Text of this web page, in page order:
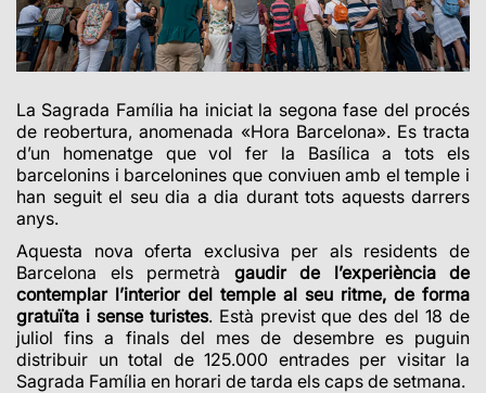
La Sagrada Família ha iniciat la segona fase del procés
de reobertura, anomenada «Hora Barcelona». Es tracta
d’un homenatge que vol fer la Basílica a tots els
barcelonins i barcelonines que conviuen amb el temple i
han seguit el seu dia a dia durant tots aquests darrers
anys.
Aquesta nova oferta exclusiva per als residents de
Barcelona els permetrà gaudir de l’experiència de
contemplar l’interior del temple al seu ritme, de forma
gratuïta i sense turistes. Està previst que des del 18 de
juliol fins a finals del mes de desembre es puguin
distribuir un total de 125.000 entrades per visitar la
Sagrada Família en horari de tarda els caps de setmana.